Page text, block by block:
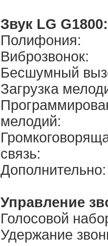
Звук LG G1800:
Полифония:
Виброзвонок:
Бесшумный
Загрузка
мелодий:
связь:
Дополнительно:
Управление
Голосовой
Удержание